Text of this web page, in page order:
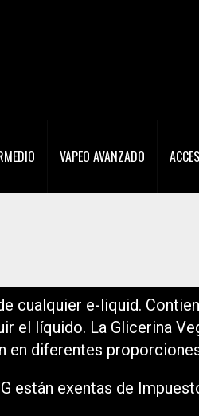
VAPEO AVANZADO
cualquier e-liquid.
el líquido. La Glicerina
en diferentes
están exentas de